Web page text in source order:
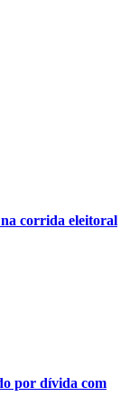
corrida eleitoral
por dívida com